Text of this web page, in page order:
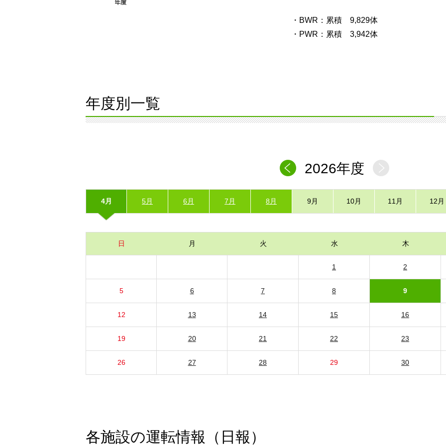
・BWR：累積 9,829体
・PWR：累積 3,942体
年度別一覧
2026年度
4月 5月 6月 7月 8月 9月 10月 11月 12月
日 月 火 水 木
1 2
5 6 7 8 9
12 13 14 15 16
19 20 21 22 23
26 27 28 29 30
各施設の運転情報（日報）